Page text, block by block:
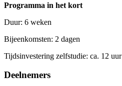
Programma in het kort
Duur: 6 weken
Bijeenkomsten: 2 dagen
Tijdsinvestering zelfstudie: ca. 12 uur
Deelnemers